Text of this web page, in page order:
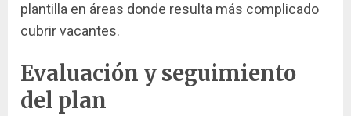
plantilla en áreas donde resulta más complicado
cubrir vacantes.
Evaluación y seguimiento
del plan